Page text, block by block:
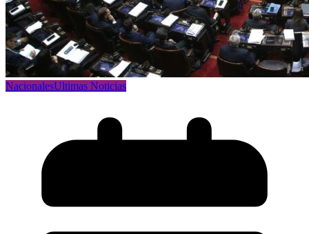
NacionalesUltimas Noticias